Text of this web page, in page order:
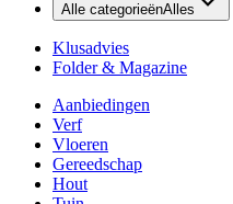
Alle categorieënAlles
Klusadvies
Folder & Magazine
Aanbiedingen
Verf
Vloeren
Gereedschap
Hout